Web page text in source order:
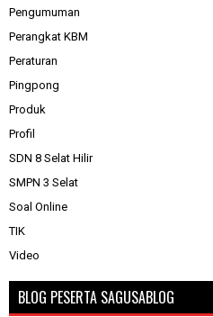
Pengumuman
Perangkat KBM
Peraturan
Pingpong
Produk
Profil
SDN 8 Selat Hilir
SMPN 3 Selat
Soal Online
TIK
Video
BLOG PESERTA SAGUSABLOG